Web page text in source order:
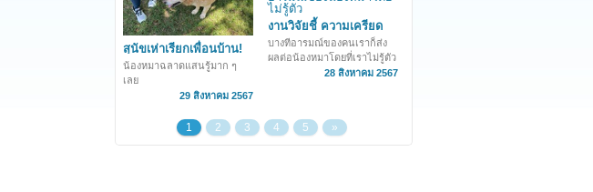
สุนัขเห่าเรียกเพื่อนบ้าน!
ให้ช่วยเจ้าของสะโพกหัก
ตกจากที่สูง
น้องหมาฉลาดแสนรู้มาก ๆ
เลย
29 สิงหาคม 2567
งานวิจัยชี้ ความเครียด
ของมนุษย์! ส่งผลต่อ
อารมณ์ของน้องหมาโดย
บางทีอารมณ์ของคนเราก็ส่ง
ผลต่อน้องหมาโดยที่เราไม่รู้ตัว
28 สิงหาคม 2567
1 2 3 4 5 »